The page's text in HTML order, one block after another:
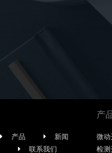
产品
新闻
联系我们
产
微动
检测